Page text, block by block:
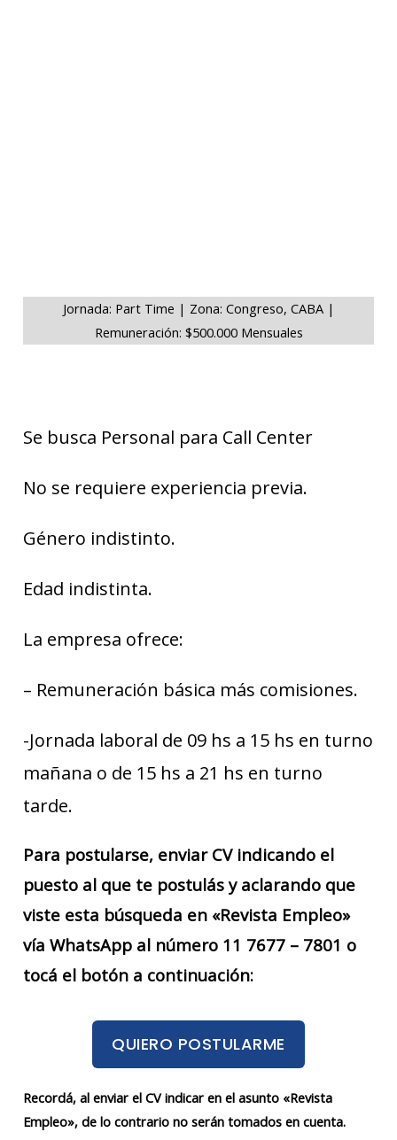
Jornada: Part Time | Zona: Congreso, CABA |
Remuneración: $500.000 Mensuales
Se busca Personal para Call Center
No se requiere experiencia previa.
Género indistinto.
Edad indistinta.
La empresa ofrece:
– Remuneración básica más comisiones.
-Jornada laboral de 09 hs a 15 hs en turno
mañana o de 15 hs a 21 hs en turno
tarde.
Para postularse, enviar CV indicando el
puesto al que te postulás y aclarando que
viste esta búsqueda en «Revista Empleo»
vía WhatsApp al número 11 7677 – 7801 o
tocá el botón a continuación:
QUIERO POSTULARME
Recordá, al enviar el CV indicar en el asunto «Revista
Empleo», de lo contrario no serán tomados en cuenta.